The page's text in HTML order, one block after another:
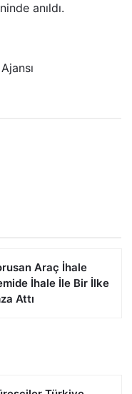
anıldı.
Araç İhale
İhale İle Bir İlke
Attı